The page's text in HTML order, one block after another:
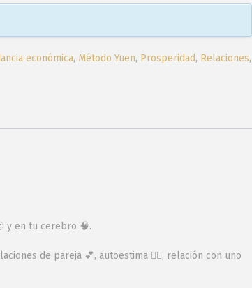
económica, Método Yuen, Prosperidad, Relaciones,
y en tu cerebro 🧠.
de pareja 💕, autoestima 😶‍🌫, relación con uno